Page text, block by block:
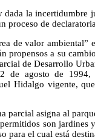
dada la incertidumbre
proceso de
de valor ambiental”
propensos a su
de Desarrollo
agosto de 1994,
Hidalgo vigente,
parcial asigna al
son jardines
para el cual está